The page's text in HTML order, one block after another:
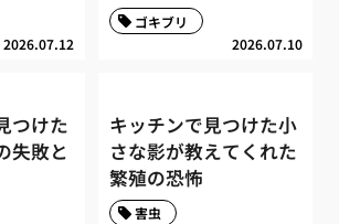
2026.07.12 2026.07.10
ゴキブリ
つけた
失敗と
キッチンで見つけた小
さな影が教えてくれた
繁殖の恐怖
害虫